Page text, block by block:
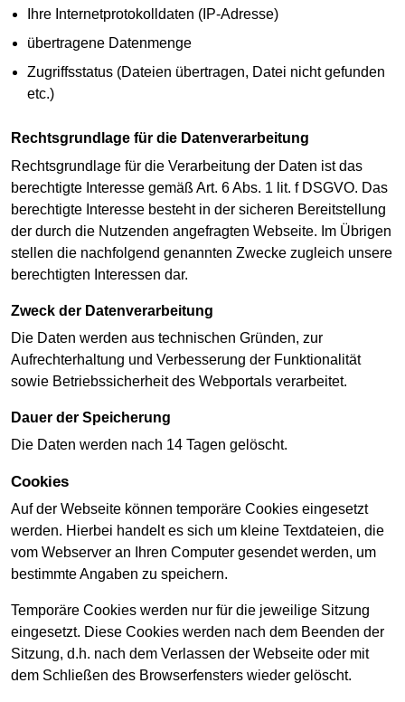
Ihre Internetprotokolldaten (IP-Adresse)
übertragene Datenmenge
Zugriffsstatus (Dateien übertragen, Datei nicht gefunden
etc.)
Rechtsgrundlage für die Datenverarbeitung
Rechtsgrundlage für die Verarbeitung der Daten ist das
berechtigte Interesse gemäß Art. 6 Abs. 1 lit. f DSGVO. Das
berechtigte Interesse besteht in der sicheren Bereitstellung
der durch die Nutzenden angefragten Webseite. Im Übrigen
stellen die nachfolgend genannten Zwecke zugleich unsere
berechtigten Interessen dar.
Zweck der Datenverarbeitung
Die Daten werden aus technischen Gründen, zur
Aufrechterhaltung und Verbesserung der Funktionalität
sowie Betriebssicherheit des Webportals verarbeitet.
Dauer der Speicherung
Die Daten werden nach 14 Tagen gelöscht.
Cookies
Auf der Webseite können temporäre Cookies eingesetzt
werden. Hierbei handelt es sich um kleine Textdateien, die
vom Webserver an Ihren Computer gesendet werden, um
bestimmte Angaben zu speichern.
Temporäre Cookies werden nur für die jeweilige Sitzung
eingesetzt. Diese Cookies werden nach dem Beenden der
Sitzung, d.h. nach dem Verlassen der Webseite oder mit
dem Schließen des Browserfensters wieder gelöscht.